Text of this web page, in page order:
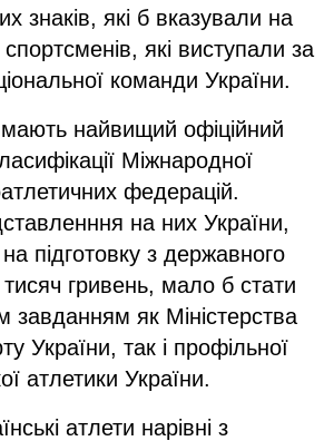
знаків, які б вказували на
які виступали за
команди України.
найвищий офіційний
Міжнародної
федерацій.
на них України,
підготовку з державного
гривень, мало б стати
завданням як Міністерства
України, так і профільної
атлетики України.
атлети нарівні з